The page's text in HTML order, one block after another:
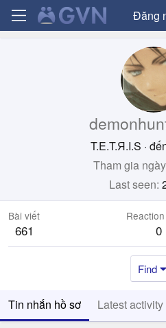
Đăng
T.E.T.Я.I.S ·
Tham gia ngày
Last seen
Bài viết
661 0
Find
Tin nhắn hồ sơ Latest activity